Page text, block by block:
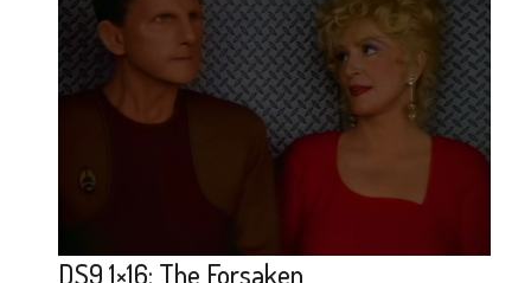
DS9 1×16: The Forsaken